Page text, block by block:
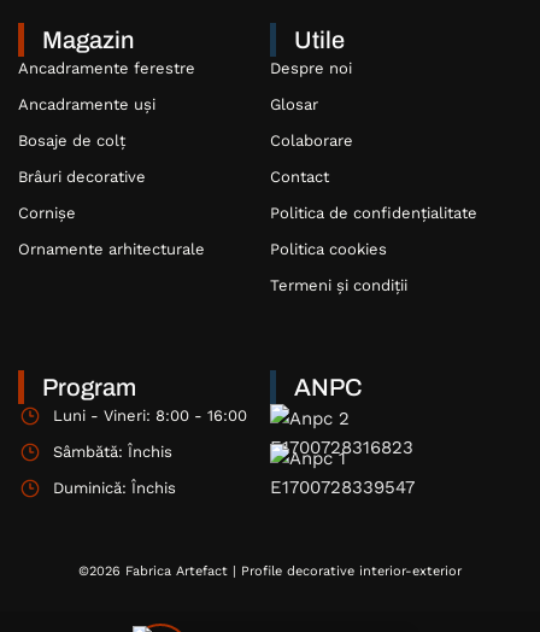
Magazin
Ancadramente ferestre
Ancadramente uși
Bosaje de colț
Brâuri decorative
Cornișe
Ornamente arhitecturale
Utile
Despre noi
Glosar
Colaborare
Contact
Politica de confidențialitate
Politica cookies
Termeni și condiții
Program
Luni - Vineri: 8:00 - 16:00
Sâmbătă: Închis
Duminică: Închis
ANPC
©2026 Fabrica Artefact | Profile decorative interior-exterior